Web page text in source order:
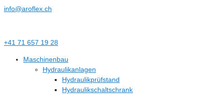
info@aroflex.ch
+41 71 657 19 28
Maschinenbau
Hydraulikanlagen
Hydraulikprüfstand
Hydraulikschaltschrank